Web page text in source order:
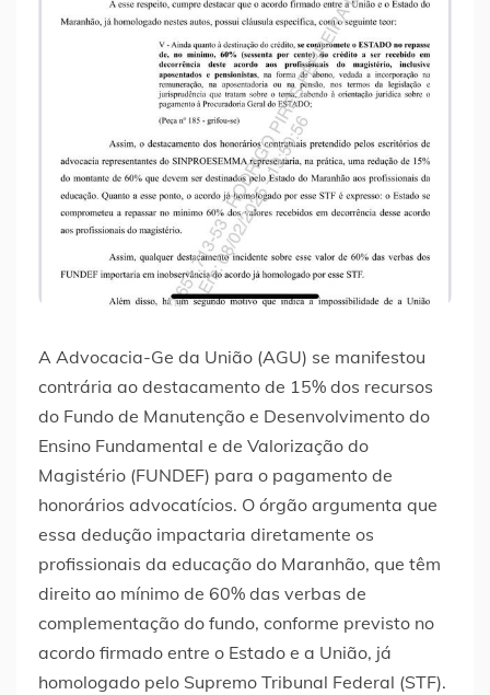
A Advocacia-Ge da União (AGU) se manifestou
contrária ao destacamento de 15% dos recursos
do Fundo de Manutenção e Desenvolvimento do
Ensino Fundamental e de Valorização do
Magistério (FUNDEF) para o pagamento de
honorários advocatícios. O órgão argumenta que
essa dedução impactaria diretamente os
profissionais da educação do Maranhão, que têm
direito ao mínimo de 60% das verbas de
complementação do fundo, conforme previsto no
acordo firmado entre o Estado e a União, já
homologado pelo Supremo Tribunal Federal (STF).